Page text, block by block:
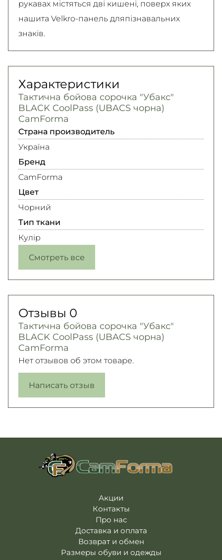
рукавах містяться дві кишені, поверх яких
нашита Velkro-панель дляпізнавальних
знаків.
Характеристики
Тактична бойова сорочка "Убакс"
BLACK CoolPass (UBACS чорна)
CamForma
Страна производитель
Україна
Бренд
CamForma
Цвет
Чорний
Тип ткани
Кулір
Смотреть все
Отзывы 0
Тактична бойова сорочка "Убакс"
BLACK CoolPass (UBACS чорна)
CamForma
Нет отзывов об этом товаре.
Написать отзыв
Акции
Контакты
Про нас
Доставка и оплата
Возврат и обмен
Размеры обуви и одежды